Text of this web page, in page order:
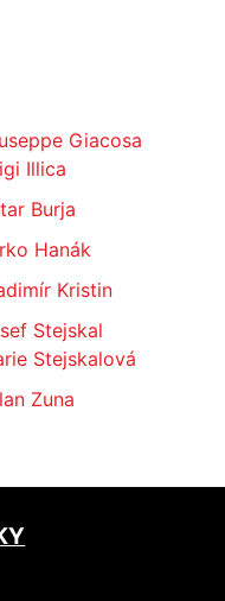
Giacosa
Illica
Burja
Hanák
Kristin
Stejskal
Stejskalová
Zuna